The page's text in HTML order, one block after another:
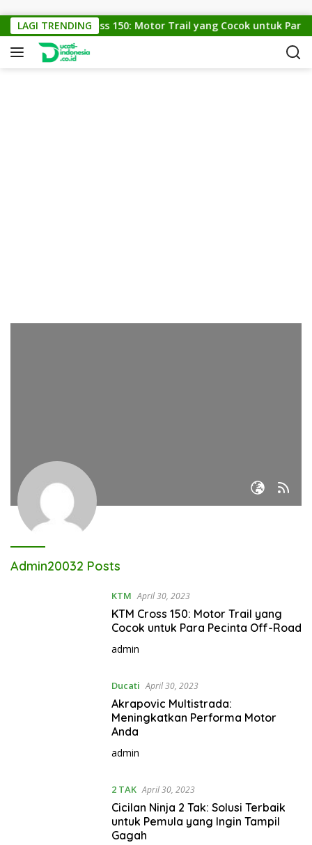
LAGI TRENDING
KTM Cross 150: Motor Trail yang Cocok untuk Para
Admin20032 Posts
KTM April 30, 2023
KTM Cross 150: Motor Trail yang
Cocok untuk Para Pecinta Off-Road
admin
Ducati April 30, 2023
Akrapovic Multistrada:
Meningkatkan Performa Motor
Anda
admin
2 TAK April 30, 2023
Cicilan Ninja 2 Tak: Solusi Terbaik
untuk Pemula yang Ingin Tampil
Gagah